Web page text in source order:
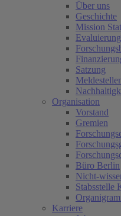
Über uns
Geschichte
Mission
Satzung
Organisation
Vorstand
Gremien
Büro Berlin
Nicht-
Stabsstelle
Karriere